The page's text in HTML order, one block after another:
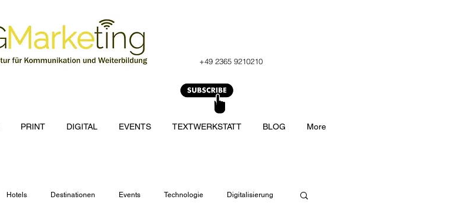
+49 2365 9210210
Hotels Destinationen Events Technologie Digitalisierung
PRINT DIGITAL EVENTS TEXTWERKSTATT BLOG More